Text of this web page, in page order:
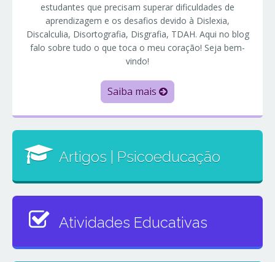
estudantes que precisam superar dificuldades de
aprendizagem e os desafios devido à Dislexia,
Discalculia, Disortografia, Disgrafia, TDAH. Aqui no blog
falo sobre tudo o que toca o meu coração! Seja bem-
vindo!
Saiba mais
Artigos | Psicoeducação
Atividades Educativas